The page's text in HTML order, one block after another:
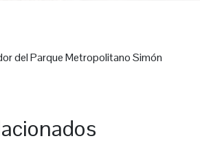
del Parque Metropolitano Simón